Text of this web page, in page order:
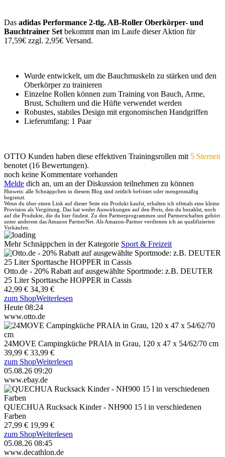
Das adidas Performance 2-tlg. AB-Roller Oberkörper- und
Bauchtrainer Set bekommt man im Laufe dieser Aktion für
17,59€ zzgl. 2,95€ Versand.
Wurde entwickelt, um die Bauchmuskeln zu stärken und den
Oberkörper zu trainieren
Einzelne Rollen können zum Training von Bauch, Arme,
Brust, Schultern und die Hüfte verwendet werden
Robustes, stabiles Design mit ergonomischen Handgriffen
Lieferumfang: 1 Paar
OTTO Kunden haben diese effektiven Trainingsrollen mit 5 Sternen
benotet (16 Bewertungen).
noch keine Kommentare vorhanden
Melde dich an, um an der Diskussion teilnehmen zu können
Hinweis: alle Schnäppchen in diesem Blog sind zeitlich befristet oder mengenmäßig
begrenzt.
Wenn du über einen Link auf dieser Seite ein Produkt kaufst, erhalten ich oftmals eine kleine
Provision als Vergütung. Das hat weder Auswirkungen auf den Preis, den du bezahlst, noch
auf die Produkte, die du hier findest. Zu den Partnerprogrammen und Partnerschaften gehört
unter anderem das Amazon PartnerNet. Als Amazon-Partner verdienen ich an qualifizierten
Verkäufen.
Mehr Schnäppchen in der Kategorie Sport & Freizeit
Otto.de - 20% Rabatt auf ausgewählte Sportmode: z.B. DEUTER
25 Liter Sporttasche HOPPER in Cassis
42,99 € 34,39 €
zum ShopWeiterlesen
Heute 08:24
www.otto.de
24MOVE Campingküche PRAIA in Grau, 120 x 47 x 54/62/70 cm
39,99 € 33,99 €
zum ShopWeiterlesen
05.08.26 09:20
www.ebay.de
QUECHUA Rucksack Kinder - NH900 15 l in verschiedenen
Farben
27,99 € 19,99 €
zum ShopWeiterlesen
05.08.26 08:45
www.decathlon.de